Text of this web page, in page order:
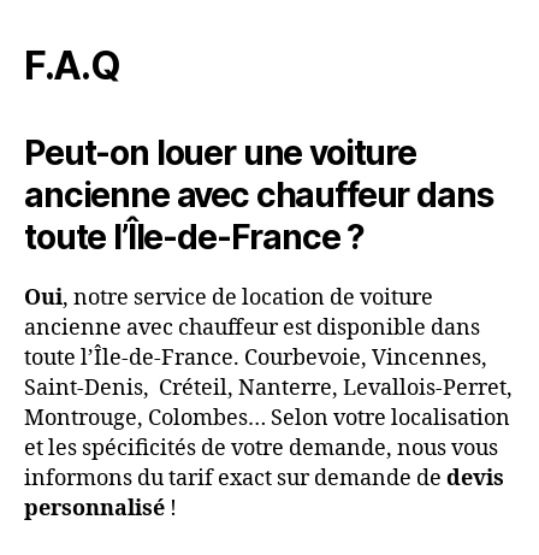
F.A.Q
Peut-on louer une voiture
ancienne avec chauffeur dans
toute l’Île-de-France ?
Oui, notre service de location de voiture
ancienne avec chauffeur est disponible dans
toute l’Île-de-France. Courbevoie, Vincennes,
Saint-Denis, Créteil, Nanterre, Levallois-Perret,
Montrouge, Colombes… Selon votre localisation
et les spécificités de votre demande, nous vous
informons du tarif exact sur demande de devis
personnalisé !